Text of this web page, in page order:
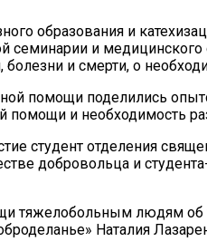
образования и
семинарии и
болезни и смерти, о
помощи поделились
помощи и необходимость
студент отделения
добровольца и
тяжелобольным людям
Наталия